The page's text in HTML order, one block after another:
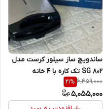
ساندویچ ساز سیلور کرست مدل
SG 802 تک کاره با ۴ خانه
6,459,000
21%
5,055,000